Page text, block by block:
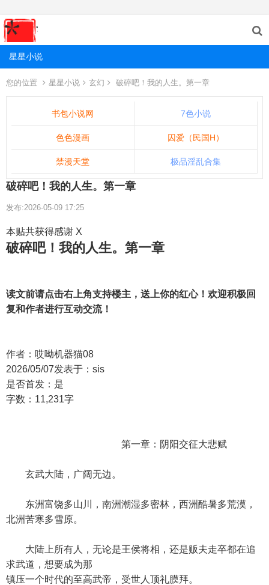
星星小说
您的位置 星星小说 玄幻 破碎吧！我的人生。第一章
书包小说网 7色小说
色色漫画 囚爱（民国H）
禁漫天堂 极品淫乱合集
破碎吧！我的人生。第一章
发布:2026-05-09 17:25
本贴共获得感谢 X
破碎吧！我的人生。第一章
读文前请点击右上角支持楼主，送上你的红心！欢迎积极回
复和作者进行互动交流！
作者：哎呦机器猫08
2026/05/07发表于：sis
是否首发：是
字数：11,231字
第一章：阴阳交征大悲赋
玄武大陆，广阔无边。
东洲富饶多山川，南洲潮湿多密林，西洲酷暑多荒漠，
北洲苦寒多雪原。
大陆上所有人，无论是王侯将相，还是贩夫走卒都在追
求武道，想要成为那
镇压一个时代的至高武帝，受世人顶礼膜拜。